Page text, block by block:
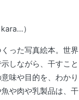
）
った写真絵本。世界
しながら、干すこと
味や目的を、わかり
や肉や乳製品は、干